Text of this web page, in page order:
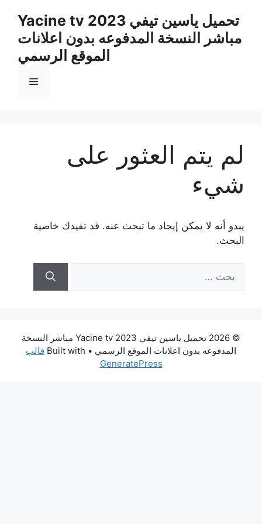
المحتوى
تحميل ياسين تيفي Yacine tv 2023
مباشر النسخة المدفوعه بدون اعلانات
الموقع الرسمي
القائمة
لم يتم العثور على
شيء
يبدو أنه لا يمكن إيجاد ما تبحث عنه. قد تفيدك خاصية
البحث.
عن:
© 2026 تحميل ياسين تيفي Yacine tv 2023 مباشر النسخة
المدفوعه بدون اعلانات الموقع الرسمي • Built with
قالب
GeneratePress